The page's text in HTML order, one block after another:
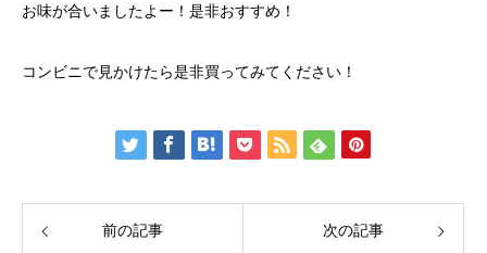
お味が合いましたよー！是非おすすめ！
コンビニで見かけたら是非買ってみてください！
前の記事 次の記事